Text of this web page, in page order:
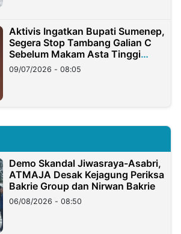
Aktivis Ingatkan Bupati Sumenep,
Segera Stop Tambang Galian C
Sebelum Makam Asta Tinggi
Longsor
09/07/2026 - 08:05
Demo Skandal Jiwasraya-Asabri,
ATMAJA Desak Kejagung Periksa
Bakrie Group dan Nirwan Bakrie
06/08/2026 - 08:50